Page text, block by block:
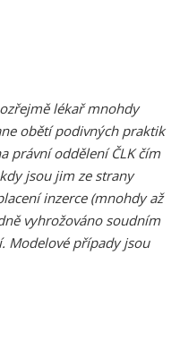
lékař mnohdy
obětí podivných praktik
právní oddělení ČLK čím
jsou jim ze strany
inzerce (mnohdy až
vyhrožováno soudním
Modelové případy jsou